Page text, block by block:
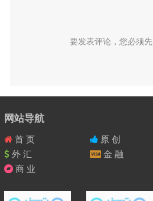
要发表评论，您必须先
网站导航
首 页 原 创
外 汇
金 融
商 业